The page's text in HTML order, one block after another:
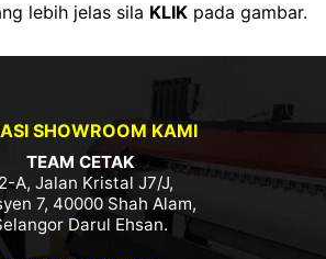
lebih jelas sila KLIKpada gambar.
SHOWROOM KAMI
TEAM CETAK
A, Jalan Kristal J7/J,
7, 40000 Shah Alam,
Darul Ehsan.